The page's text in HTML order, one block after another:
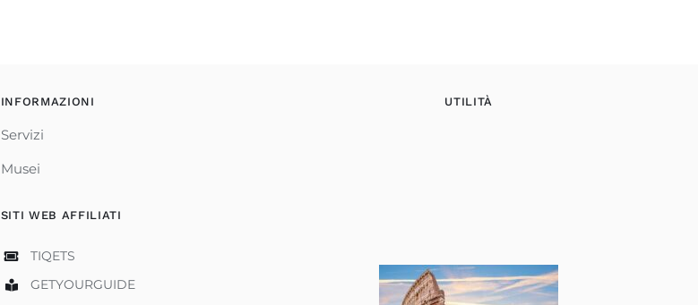
INFORMAZIONI
Servizi
Musei
SITI WEB AFFILIATI
TIQETS
GETYOURGUIDE
UTILITÀ